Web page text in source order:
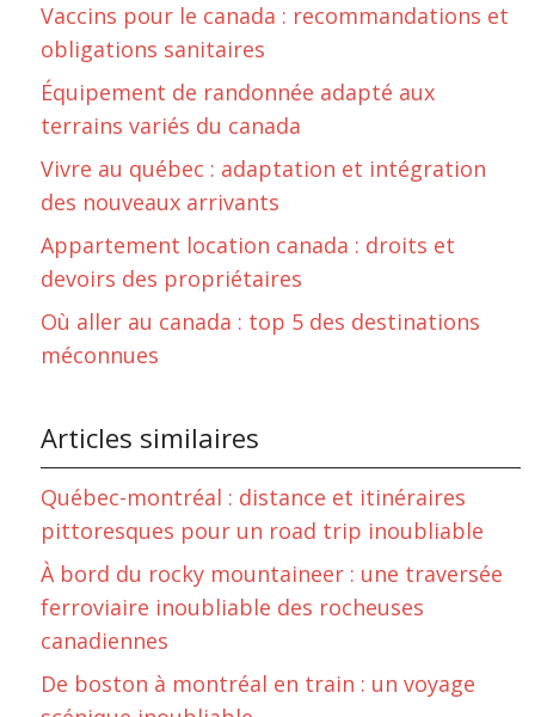
Vaccins pour le canada : recommandations et
obligations sanitaires
Équipement de randonnée adapté aux
terrains variés du canada
Vivre au québec : adaptation et intégration
des nouveaux arrivants
Appartement location canada : droits et
devoirs des propriétaires
Où aller au canada : top 5 des destinations
méconnues
Articles similaires
Québec-montréal : distance et itinéraires
pittoresques pour un road trip inoubliable
À bord du rocky mountaineer : une traversée
ferroviaire inoubliable des rocheuses
canadiennes
De boston à montréal en train : un voyage